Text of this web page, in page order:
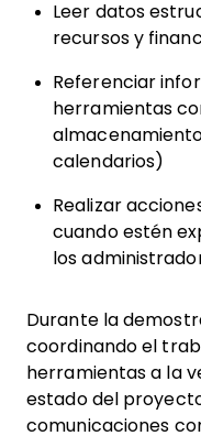
Leer datos
recursos y
Referenciar
herramientas
calendarios)
Realizar
cuando estén
los
Durante la
coordinando el
herramientas a la
estado del
comunicaciones